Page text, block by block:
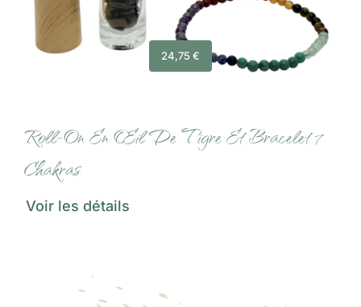
24,75 €
Roll-On En Œil De Tigre Et Bracelet 7
Chakras
Voir les détails